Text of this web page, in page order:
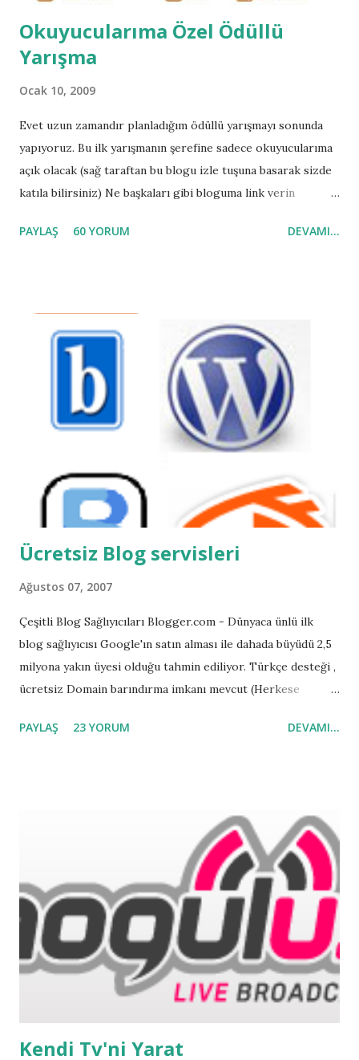
Okuyucularıma Özel Ödüllü
Yarışma
Ocak 10, 2009
Evet uzun zamandır planladığım ödüllü yarışmayı sonunda
yapıyoruz. Bu ilk yarışmanın şerefine sadece okuyucularıma
açık olacak (sağ taraftan bu blogu izle tuşuna basarak sizde
katıla bilirsiniz) Ne başkaları gibi bloguma link verin
blog'u takip edenlere özel olacak .Aslında yılbaşında yapmayı
(Sponsorumuza Teşekkürler) Yarışmanın Kuraları İse şöyle;
Yarışma Sadece blog okurlarıma açık olacaktır. Takip
edebilmem için Sağ tarafta Blogger İzleyicileri kısmında yer
almanız gerekmektedir. Her kişinin bir tahmin hakkı
bulunmakta. Doğru tahmin edenler arasında çekiliş
yapılacaktır. (1 asıl 1 yedek talihli) 5 filimi tahmin eden
çekiliş yapılacaktır. Çekiliş random.org sitesinde
yapılacaktır.Ekran görüntüsü yayınla...
PAYLAŞ 60 YORUM DEVAMI...
Ücretsiz Blog servisleri
Ağustos 07, 2007
Çeşitli Blog Sağlıyıcıları Blogger.com - Dünyaca ünlü ilk
blog sağlıyıcısı Google'ın satın alması ile dahada büyüdü 2,5
milyona yakın üyesi olduğu tahmin ediliyor. Türkçe desteği ,
ücretsiz Domain barındırma imkanı mevcut (Herkese
blog sağlayıcı BlogYx.com - Yerleşik Chat box seçeneği
Blogging.com - İngilizce destekli blog sağlayıcı WordPress
Destekli Ücretsiz Blog sağlıyıcıları WordPress.com -
Hepimiz biliyoruz.Türkçe desteği mevcut Blogetery.com -
Tema desteği , anti-spam uygulaması , Ücretsiz sub-domain
imkanı BlogRox.com - 50MB of ücretsiz online alan iimkanı .
Blogsome.com - WordPress MU platformlu blog sağlayıcı
Edublogs.com - Başka bir Wordpress destekli blog
sağlayıcısı Türk Blog Sağlıyıcıları Blogcu.com - ...
PAYLAŞ 23 YORUM DEVAMI...
Kendi Tv'ni Yarat